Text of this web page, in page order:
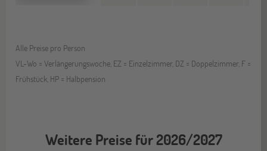
Alle Preise pro Person
VL-Wo = Verlängerungswoche, EZ = Einzelzimmer, DZ = Doppelzimmer, F =
Frühstück, HP = Halbpension
Weitere Preise für 2026/2027